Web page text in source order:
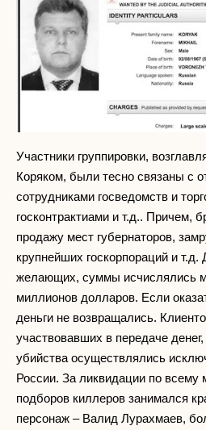
Участники группировки,
Коряком, были тесно связаны с
сотрудниками госведомств и
госконтрактиами и т.д.. Причем,
продажу мест губернаторов,
крупнейших госкорпораций и т.д.
желающих, суммы исчислялись
миллионов долларов. Если
деньги не возвращались.
участвовавших в передаче
убийства осуществлялись
России. За ликвидации по всему
подборов киллеров занимался
персонаж – Валид Лурахмаев,